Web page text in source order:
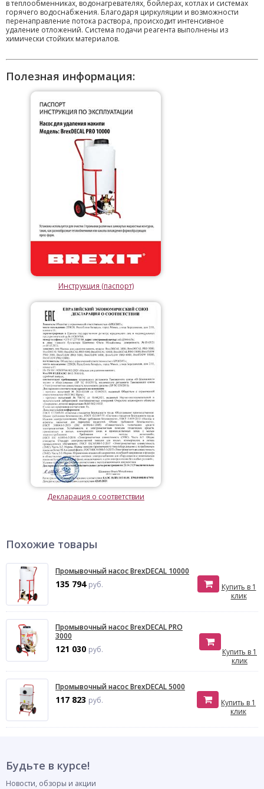
в теплообменниках, водонагревателях, бойлерах, котлах и системах
горячего водоснабжения. Благодаря циркуляции и возможности
перенаправление потока раствора, происходит интенсивное
удаление отложений. Система подачи реагента выполнены из
химически стойких материалов.
Полезная информация:
Инструкция (паспорт)
Декларация о соответствии
Похожие товары
Промывочный насос BrexDECAL 10000
135 794 руб.
Купить в 1
клик
Промывочный насос BrexDECAL PRO
3000
121 030 руб.
Купить в 1
клик
Промывочный насос BrexDECAL 5000
117 823 руб.
Купить в 1
клик
Будьте в курсе!
Новости, обзоры и акции